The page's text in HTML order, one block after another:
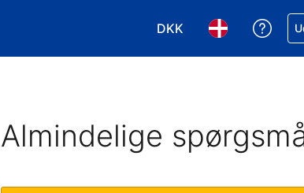
DKK
Vælg valuta. Din
Vælg sprog.
Få
Almindelige